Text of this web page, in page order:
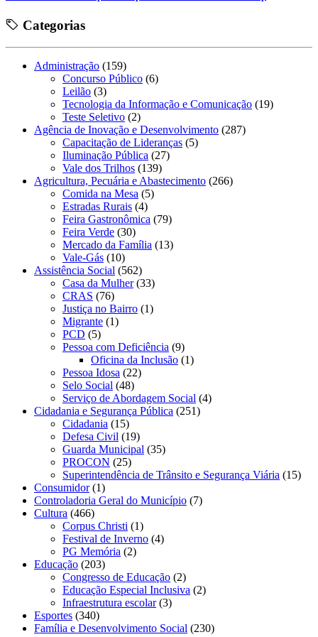
Categorias
Administração (159)
Concurso Público (6)
Leilão (3)
Tecnologia da Informação e Comunicação (19)
Teste Seletivo (2)
Agência de Inovação e Desenvolvimento (287)
Capacitação de Lideranças (5)
Iluminação Pública (27)
Vale dos Trilhos (139)
Agricultura, Pecuária e Abastecimento (266)
Comida na Mesa (5)
Estradas Rurais (4)
Feira Gastronômica (79)
Feira Verde (30)
Mercado da Família (13)
Vale-Gás (10)
Assistência Social (562)
Casa da Mulher(33)
CRAS (76)
Justiça no Bairro (1)
Migrante (1)
PCD (5)
Pessoa com Deficiência (9)
Oficina da Inclusão (1)
Pessoa Idosa (22)
Selo Social (48)
Serviço de Abordagem Social (4)
Cidadania e Segurança Pública (251)
Cidadania (15)
Defesa Civil (19)
Guarda Municipal (35)
PROCON (25)
Superintendência de Trânsito e Segurança Viária (15)
Consumidor(1)
Controladoria Geral do Município (7)
Cultura (466)
Corpus Christi (1)
Festival de Inverno (4)
PG Memória (2)
Educação (203)
Congresso de Educação (2)
Educação Especial Inclusiva (2)
Infraestrutura escolar(3)
Esportes (340)
Família e Desenvolvimento Social (230)